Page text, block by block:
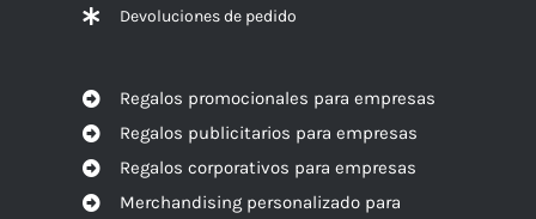
Devoluciones de pedido
Regalos promocionales para empresas
Regalos publicitarios para empresas
Regalos corporativos para empresas
Merchandising personalizado para